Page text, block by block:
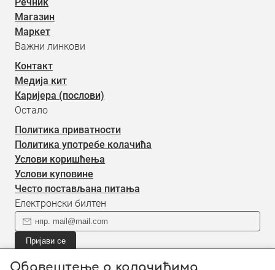
Магазин
Маркет
Важни линкови
Контакт
Медија кит
Каријера (послови)
Остало
Политика приватности
Политика употребе колачића
Услови коришћења
Услови куповине
Често постављана питања
Електронски билтен
Пријави се